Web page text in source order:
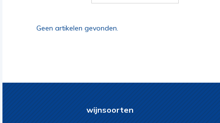
Geen artikelen gevonden.
wijnsoorten